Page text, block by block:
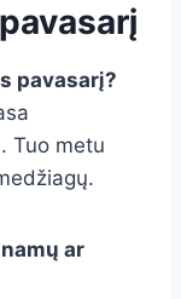
pavasarį?
Tuo metu
ar